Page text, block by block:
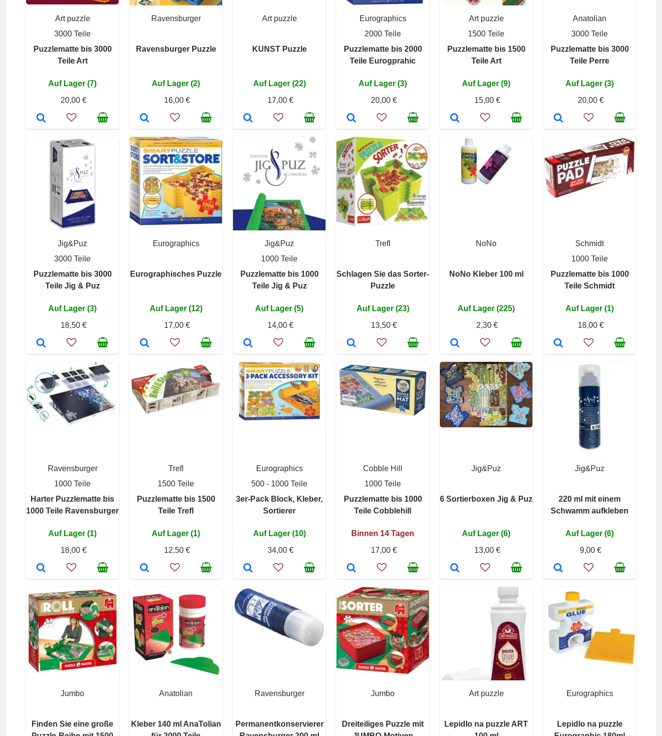
Art puzzle
3000 Teile
Puzzlematte bis 3000
Teile Art
Auf Lager (7)
20,00 €
Ravensburger
Ravensburger Puzzle
Auf Lager (2)
16,00 €
Art puzzle
KUNST Puzzle
Auf Lager (22)
17,00 €
Eurographics
2000 Teile
Puzzlematte bis 2000
Teile Eurogprahic
Auf Lager (3)
20,00 €
Art puzzle
1500 Teile
Puzzlematte bis 1500
Teile Art
Auf Lager (9)
15,00 €
Anatolian
3000 Teile
Puzzlematte bis 3000
Teile Perre
Auf Lager (3)
20,00 €
Jig&Puz
3000 Teile
Puzzlematte bis 3000
Teile Jig & Puz
Auf Lager (3)
18,50 €
Eurographics
Eurographisches Puzzle
Auf Lager (12)
17,00 €
Jig&Puz
1000 Teile
Puzzlematte bis 1000
Teile Jig & Puz
Auf Lager (5)
14,00 €
Trefl
Schlagen Sie das Sorter-
Puzzle
Auf Lager (23)
13,50 €
NoNo
NoNo Kleber 100 ml
Auf Lager (225)
2,30 €
Schmidt
1000 Teile
Puzzlematte bis 1000
Teile Schmidt
Auf Lager (1)
18,00 €
Ravensburger
1000 Teile
Harter Puzzlematte bis
1000 Teile Ravensburger
Auf Lager (1)
18,00 €
Trefl
1500 Teile
Puzzlematte bis 1500
Teile Trefl
Auf Lager (1)
12,50 €
Eurographics
500 - 1000 Teile
3er-Pack Block, Kleber,
Sortierer
Auf Lager (10)
34,00 €
Cobble Hill
1000 Teile
Puzzlematte bis 1000
Teile Cobblehill
Binnen 14 Tagen
17,00 €
Jig&Puz
6 Sortierboxen Jig & Puz
Auf Lager (6)
13,00 €
Jig&Puz
220 ml mit einem
Schwamm aufkleben
Auf Lager (6)
9,00 €
Jumbo
Finden Sie eine große
Anatolian
Kleber 140 ml AnaTolian
Ravensburger
Permanentkonservierer
Jumbo
Dreiteiliges Puzzle mit
Art puzzle
Lepidlo na puzzle ART
Eurographics
Lepidlo na puzzle